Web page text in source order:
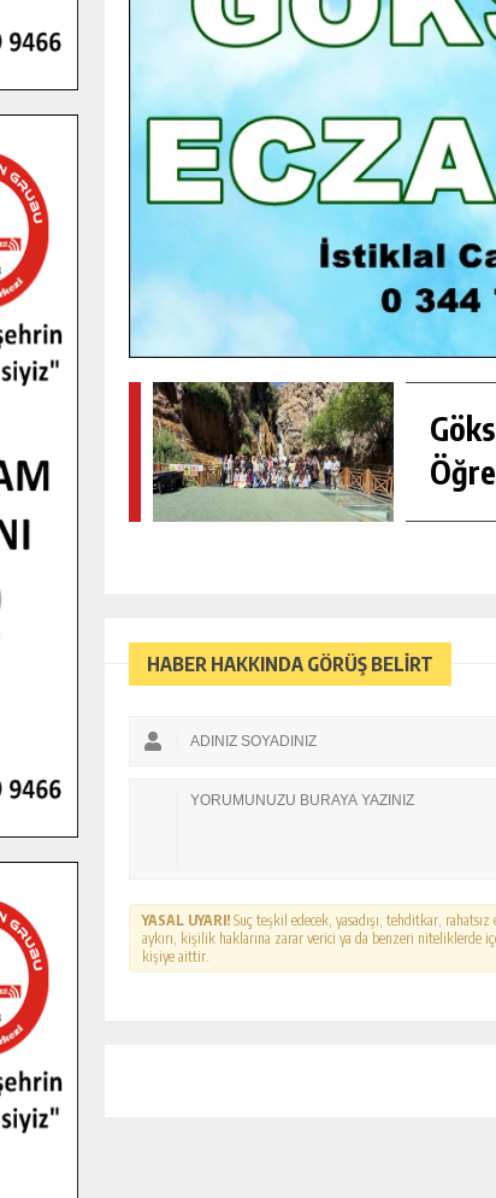
HABER HAKKINDA GÖRÜŞ BELİRT
YASAL UYARI! Suç teşkil edecek, yasadışı, tehditkar,
aykırı, kişilik haklarına zarar verici ya da benzeri
kişiye aittir.
GÜNLÜK HABER AKIŞI
GENÇLER PUSULA MARAŞ
YENI MEDYA VE